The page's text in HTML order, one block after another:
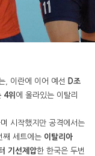
, 이란에 이어 예선
D조
4위 에 올라있는 이탈리
시작했지만 공격에서는
째 세트에는 이탈리아
기선제압한 한국은 두번